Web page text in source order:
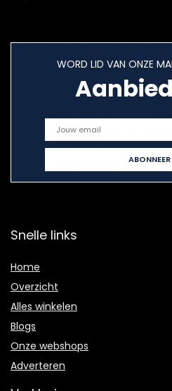
WORD LID VAN ONZE
Snelle links
Home
Overzicht
Alles winkelen
Blogs
Onze webshops
Adverteren